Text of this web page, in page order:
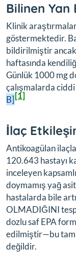
Bilinen Yan
Klinik
göstermektedir.
bildirilmiştir ancak
haftasında
Günlük 1000 mg
çalışmalarda
B][1]
İlaç
Antikoagülan
120.643 hastayı
inceleyen
doymamış yağ
hastalarda bile
OLMADIĞINI
dozlu saf EPA
edilmiştir—bu tam
değildir.